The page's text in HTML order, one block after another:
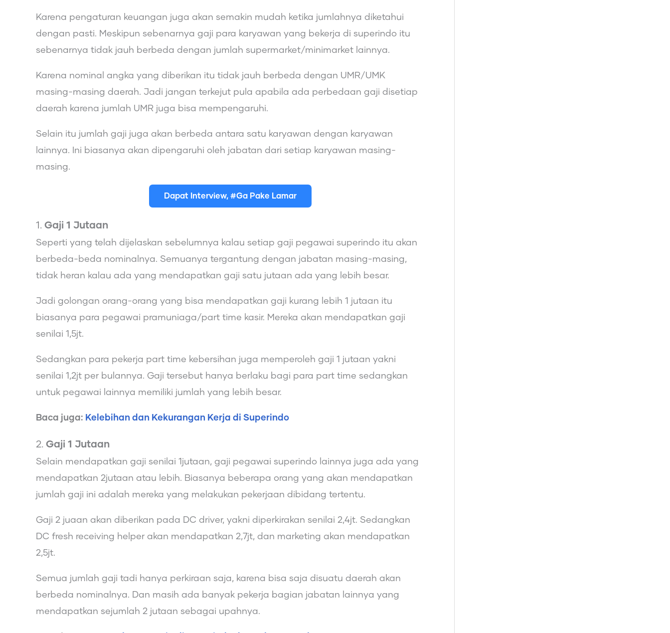
Karena pengaturan keuangan juga akan semakin mudah ketika jumlahnya diketahui
dengan pasti. Meskipun sebenarnya gaji para karyawan yang bekerja di superindo itu
sebenarnya tidak jauh berbeda dengan jumlah supermarket/minimarket lainnya.
Karena nominal angka yang diberikan itu tidak jauh berbeda dengan UMR/UMK
masing-masing daerah. Jadi jangan terkejut pula apabila ada perbedaan gaji disetiap
daerah karena jumlah UMR juga bisa mempengaruhi.
Selain itu jumlah gaji juga akan berbeda antara satu karyawan dengan karyawan
lainnya. Ini biasanya akan dipengaruhi oleh jabatan dari setiap karyawan masing-
masing.
Dapat Interview, #Ga Pake Lamar
1. Gaji 1 Jutaan
Seperti yang telah dijelaskan sebelumnya kalau setiap gaji pegawai superindo itu akan
berbeda-beda nominalnya. Semuanya tergantung dengan jabatan masing-masing,
tidak heran kalau ada yang mendapatkan gaji satu jutaan ada yang lebih besar.
Jadi golongan orang-orang yang bisa mendapatkan gaji kurang lebih 1 jutaan itu
biasanya para pegawai pramuniaga/part time kasir. Mereka akan mendapatkan gaji
senilai 1,5jt.
Sedangkan para pekerja part time kebersihan juga memperoleh gaji 1 jutaan yakni
senilai 1,2jt per bulannya. Gaji tersebut hanya berlaku bagi para part time sedangkan
untuk pegawai lainnya memiliki jumlah yang lebih besar.
Baca juga: Kelebihan dan Kekurangan Kerja di Superindo
2. Gaji 1 Jutaan
Selain mendapatkan gaji senilai 1jutaan, gaji pegawai superindo lainnya juga ada yang
mendapatkan 2jutaan atau lebih. Biasanya beberapa orang yang akan mendapatkan
jumlah gaji ini adalah mereka yang melakukan pekerjaan dibidang tertentu.
Gaji 2 juaan akan diberikan pada DC driver, yakni diperkirakan senilai 2,4jt. Sedangkan
DC fresh receiving helper akan mendapatkan 2,7jt, dan marketing akan mendapatkan
2,5jt.
Semua jumlah gaji tadi hanya perkiraan saja, karena bisa saja disuatu daerah akan
berbeda nominalnya. Dan masih ada banyak pekerja bagian jabatan lainnya yang
mendapatkan sejumlah 2 jutaan sebagai upahnya.